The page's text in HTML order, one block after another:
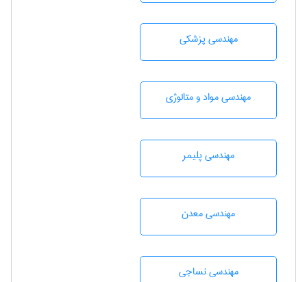
مهندسی پزشکی
مهندسی مواد و متالوژی
مهندسی پليمر
مهندسی معدن
مهندسي نساجی